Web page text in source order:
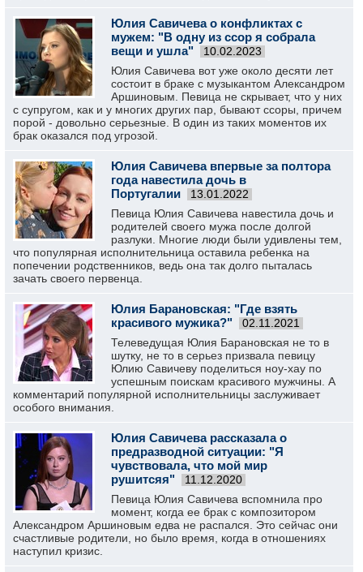
Юлия Савичева о конфликтах с
мужем: "В одну из ссор я собрала
вещи и ушла"
10.02.2023
Юлия Савичева вот уже около десяти лет
состоит в браке с музыкантом Александром
Аршиновым. Певица не скрывает, что у них
с супругом, как и у многих других пар, бывают ссоры, причем
порой - довольно серьезные. В один из таких моментов их
брак оказался под угрозой.
Юлия Савичева впервые за полтора
года навестила дочь в
Португалии
13.01.2022
Певица Юлия Савичева навестила дочь и
родителей своего мужа после долгой
разлуки. Многие люди были удивлены тем,
что популярная исполнительница оставила ребенка на
попечении родственников, ведь она так долго пыталась
зачать своего первенца.
Юлия Барановская: "Где взять
красивого мужика?"
02.11.2021
Телеведущая Юлия Барановская не то в
шутку, не то в серьез призвала певицу
Юлию Савичеву поделиться ноу-хау по
успешным поискам красивого мужчины. А
комментарий популярной исполнительницы заслуживает
особого внимания.
Юлия Савичева рассказала о
предразводной ситуации: "Я
чувствовала, что мой мир
рушитсяя"
11.12.2020
Певица Юлия Савичева вспомнила про
момент, когда ее брак с композитором
Александром Аршиновым едва не распался. Это сейчас они
счастливые родители, но было время, когда в отношениях
наступил кризис.